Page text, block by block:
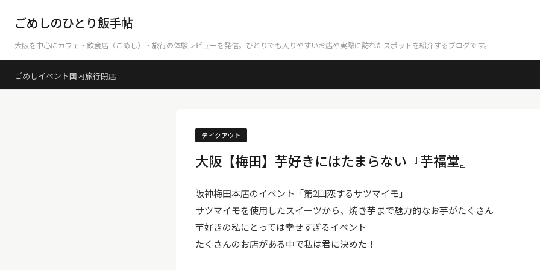
ごめしのひとり飯手帖
大阪を中心にカフェ・飲食店（ごめし）・旅行の体験レビューを発信。ひとりでも入りやすいお店や実際に訪れたスポットを紹介するブログです。
ごめしイベント国内旅行閉店
テイクアウト
大阪【梅田】芋好きにはたまらない『芋福堂』
阪神梅田本店のイベント「第2回恋するサツマイモ」
サツマイモを使用したスイーツから、焼き芋まで魅力的なお芋がたくさん
芋好きの私にとっては幸せすぎるイベント
たくさんのお店がある中で私は君に決めた！